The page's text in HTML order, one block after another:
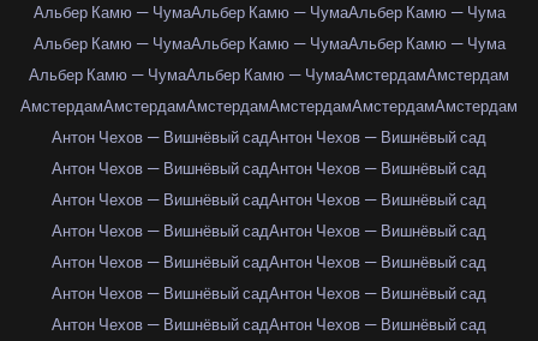
Альбер Камю — ЧумаАльбер Камю — ЧумаАльбер Камю — Чума
Альбер Камю — ЧумаАльбер Камю — ЧумаАльбер Камю — Чума
Альбер Камю — ЧумаАльбер Камю — ЧумаАмстердамАмстердам
АмстердамАмстердамАмстердамАмстердамАмстердамАмстердам
Антон Чехов — Вишнёвый садАнтон Чехов — Вишнёвый сад
Антон Чехов — Вишнёвый садАнтон Чехов — Вишнёвый сад
Антон Чехов — Вишнёвый садАнтон Чехов — Вишнёвый сад
Антон Чехов — Вишнёвый садАнтон Чехов — Вишнёвый сад
Антон Чехов — Вишнёвый садАнтон Чехов — Вишнёвый сад
Антон Чехов — Вишнёвый садАнтон Чехов — Вишнёвый сад
Антон Чехов — Вишнёвый садАнтон Чехов — Вишнёвый сад